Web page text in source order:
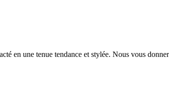
en une tenue tendance et stylée. Nous vous